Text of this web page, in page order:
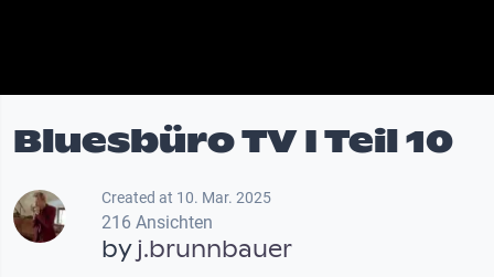
Bluesbüro TV I Teil 10
Created at 10. Mar. 2025
216 Ansichten
byj.brunnbauer